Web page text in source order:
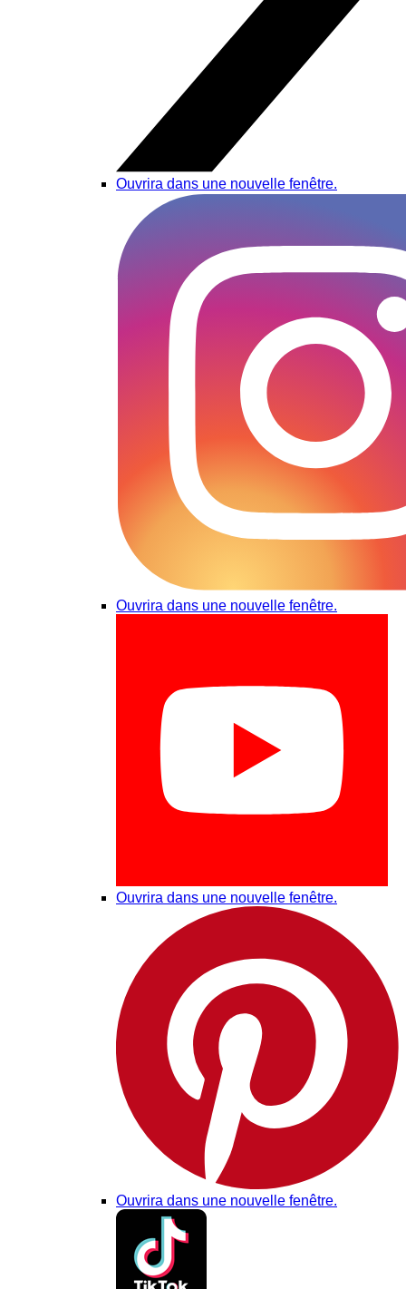
Ouvrira dans une nouvelle fenêtre.
Ouvrira dans une nouvelle fenêtre.
Ouvrira dans une nouvelle fenêtre.
Ouvrira dans une nouvelle fenêtre.